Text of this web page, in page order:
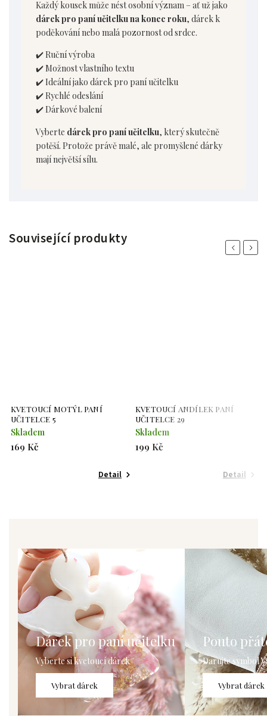
Každý kousek může nést osobní význam – ať už jako
dárek pro paní učitelku na konec roku, dárek k
poděkování nebo malá pozornost od srdce.
✔️ Ruční výroba
✔️ Možnost vlastního textu
✔️ Ideální jako dárek pro paní učitelku
✔️ Rychlé odeslání
✔️ Dárkové balení
Vyberte dárek pro paní učitelku, který skutečně
potěší. Protože právě malé, ale promyšlené dárky
mají největší sílu.
Související produkty
Previous
KVETOUCÍ MOTÝL PANÍ
UČITELCE 5
Skladem
169 Kč
Detail
KVETOUCÍ ANDÍLEK PANÍ
UČITELCE 29
Skladem
199 Kč
Detail
Next
Dárek pro paní učitelku
Vyberte si kvetoucí dárek
Vybrat dárek
Pouto
Darujte symbol
Vybrat dárek